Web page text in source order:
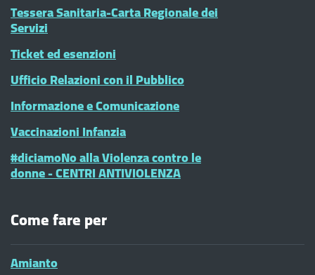
Tessera Sanitaria-Carta Regionale dei
Servizi
Ticket ed esenzioni
Ufficio Relazioni con il Pubblico
Informazione e Comunicazione
Vaccinazioni Infanzia
#diciamoNo alla Violenza contro le
donne - CENTRI ANTIVIOLENZA
Come fare per
Amianto